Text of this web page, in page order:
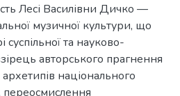
Лесі Василівни Дичко —
музичної культури, що
суспільної та науково-
авторського прагнення
національного
переосмислення